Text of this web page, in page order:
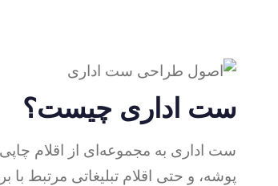
ست اداری چیست؟
ست اداری به مجموعه‌ای از اقلام
پوشه، و حتی اقلام تبلیغاتی مرتبط